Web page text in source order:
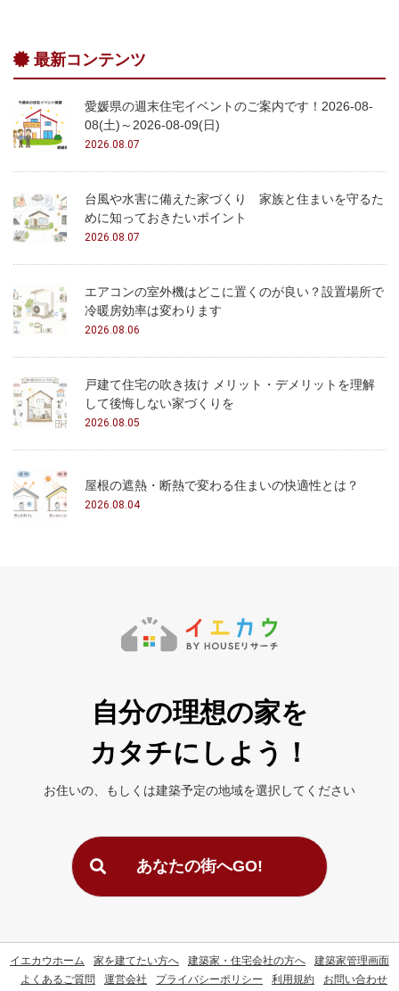
最新コンテンツ
愛媛県の週末住宅イベントのご案内です！2026-08-
08(土)～2026-08-09(日)
2026.08.07
台風や水害に備えた家づくり 家族と住まいを守るた
めに知っておきたいポイント
2026.08.07
エアコンの室外機はどこに置くのが良い？設置場所で
冷暖房効率は変わります
2026.08.06
戸建て住宅の吹き抜け メリット・デメリットを理解
して後悔しない家づくりを
2026.08.05
屋根の遮熱・断熱で変わる住まいの快適性とは？
2026.08.04
自分の理想の家を
カタチにしよう！
お住いの、もしくは建築予定の地域を選択してください
あなたの街へGO!
イエカウホーム 家を建てたい方へ 建築家・住宅会社の方へ
建築家管理画面
よくあるご質問
運営会社 プライバシーポリシー 利用規約 お問い合わせ